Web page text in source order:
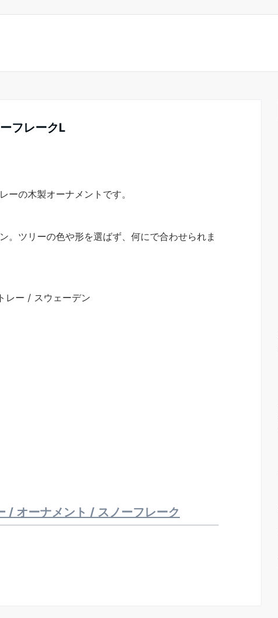
フレークL
ーの木製オーナメントです。
。ツリーの色や形を選ばず、何にで合わせられま
レー / スウェーデン
/ オーナメント / スノーフレーク